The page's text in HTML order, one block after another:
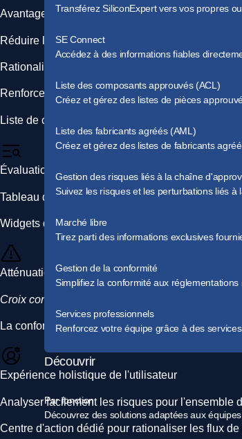
Transférez SiliconExpert vers vos propres
SE Connect
Accédez à des informations fiables
Liste des composants approuvés (ACL)
Créez et gérez des listes de pièces
Liste des fabricants agréés (AML)
Créez et gérez des listes de fabricants
Gestion des risques liés à la chaîne
Suivez les risques et les perturbations liés à
Marché libre
Tirez parti des informations exclusives
Gestion de la conformité
Simplifiez la conformité aux réglementations
Services professionnels
Renforcez votre équipe grâce à des
Découvrir
Par fonction
Découvrez des solutions adaptées aux
Avantages pour les entreprises
Réduire le risque d'amendes, de rappels et
Rationaliser les processus de conformité et
Renforcer votre engagement en faveur de la
Liste de contrôle des caractéristiques/avantages
Évaluation en bref
Tableau de bord de l'état de conformité
Widgets de conformité (
Atténuation des risques de non-conformité
Croix conformes pour
La conformité ESG fournit les rapports publics
Expérience holistique de l'utilisateur
Analyser facilement les risques pour l'ensemble
Centre d'action dédié pour rationaliser les flux